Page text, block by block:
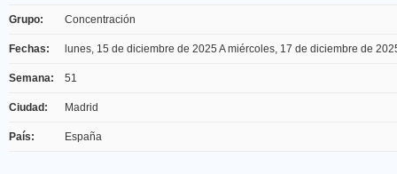
Grupo: Concentración
Fechas: lunes, 15 de diciembre de 2025 Amiércoles, 17 de diciembre de
Semana: 51
Ciudad: Madrid
País: España